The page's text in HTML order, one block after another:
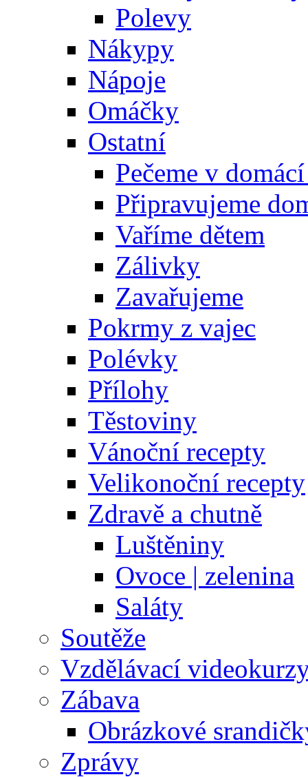
Polevy
Nákypy
Nápoje
Omáčky
Ostatní
Pečeme v
Připravujeme
Vaříme dětem
Zálivky
Zavařujeme
Pokrmy z vajec
Polévky
Přílohy
Těstoviny
Vánoční recepty
Velikonoční recepty
Zdravě a chutně
Luštěniny
Ovoce | zelenina
Saláty
Soutěže
Vzdělávací
Zábava
Obrázkové
Zprávy